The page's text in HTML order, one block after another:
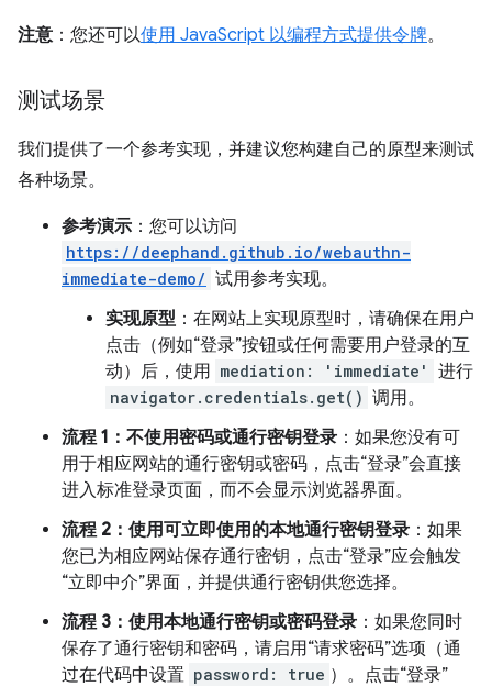
注意 ：您还可以使用 JavaScript 以编程方式提供令牌。
测试场景
我们提供了一个参考实现，并建议您构建自己的原型来测试
各种场景。
参考演示 ：您可以访问
https://deephand.github.io/webauthn-
immediate-demo/ 试用参考实现。
实现原型 ：在网站上实现原型时，请确保在用户
点击（例如“登录”按钮或任何需要用户登录的互
动）后，使用 mediation: 'immediate' 进行
navigator.credentials.get() 调用。
流程 1：不使用密码或通行密钥登录 ：如果您没有可
用于相应网站的通行密钥或密码，点击“登录”会直接
进入标准登录页面，而不会显示浏览器界面。
流程 2：使用可立即使用的本地通行密钥登录 ：如果
您已为相应网站保存通行密钥，点击“登录”应会触发
“立即中介”界面，并提供通行密钥供您选择。
流程 3：使用本地通行密钥或密码登录 ：如果您同时
保存了通行密钥和密码，请启用“请求密码”选项（通
过在代码中设置 password: true ）。点击“登录”